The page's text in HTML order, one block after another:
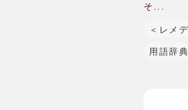
そ...
＜レメ
用語辞典